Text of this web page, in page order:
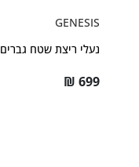
GENESIS
נעלי ריצת שטח גברים
₪ 699